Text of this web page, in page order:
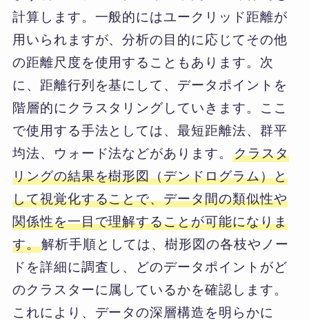
計算します。一般的にはユークリッド距離が
用いられますが、分析の目的に応じてその他
の距離尺度を使用することもあります。次
に、距離行列を基にして、データポイントを
階層的にクラスタリングしていきます。ここ
で使用する手法としては、最短距離法、群平
均法、ウォード法などがあります。 クラスタ
リングの結果を樹形図（デンドログラム）と
して視覚化することで、データ間の類似性や
関係性を一目で理解することが可能になりま
す。解析手順としては、樹形図の各枝やノー
ドを詳細に調査し、どのデータポイントがど
のクラスターに属しているかを確認します。
これにより、データの深層構造を明らかに